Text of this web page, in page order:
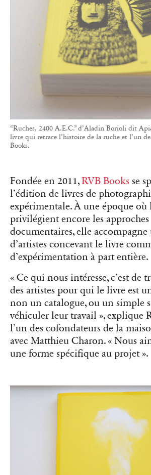
“Ruches, 2400 A.E.C.” d’Aladin Borioli dit
livre qui retrace l’histoire de la ruche et l’un
Books.
Fondée en 2011, RVB Books se
l’édition de livres de
expérimentale. À une époque
privilégient encore les approches
documentaires, elle
d’artistes concevant le livre
d’expérimentation à part entière.
« Ce qui nous intéresse, c’est de
des artistes pour qui le livre est
non un catalogue, ou un simple
véhiculer leur travail », explique
l’un des cofondateurs de la
avec Matthieu Charon. « Nous
une forme spécifique au projet ».